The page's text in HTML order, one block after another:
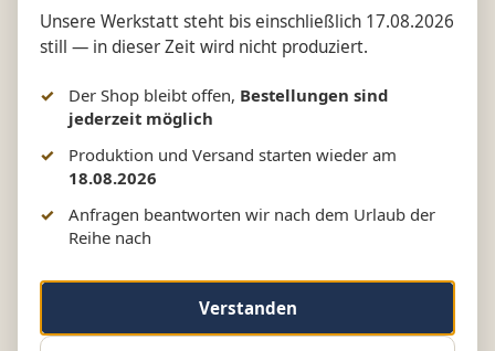
Unsere Werkstatt steht bis einschließlich 17.08.2026
still — in dieser Zeit wird nicht produziert.
Der Shop bleibt offen, Bestellungen sind
jederzeit möglich
Produktion und Versand starten wieder am
18.08.2026
Anfragen beantworten wir nach dem Urlaub der
Reihe nach
Verstanden
👕 Kinder-/Jugend-Feuerwehr
T-Shirt „FEUERFÜCHSE [Ort]“
Bildergalerie überspringen